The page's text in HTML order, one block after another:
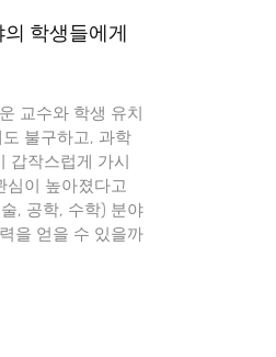
학생들에게
교수와 학생 유치
불구하고, 과학
갑작스럽게 가시
심이 높아졌다고
, 공학, 수학) 분야
을 얻을 수 있을까